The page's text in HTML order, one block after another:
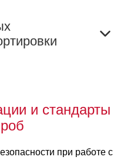
и стандарты
при работе с